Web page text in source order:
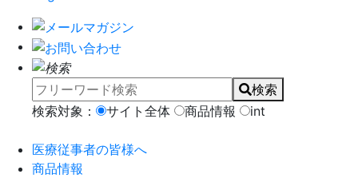
検索
検索対象：
サイト全体 商品情報 int
医療従事者の皆様へ
商品情報